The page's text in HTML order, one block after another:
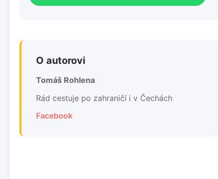
O autorovi
Tomáš Rohlena
Rád cestuje po zahraničí i v Čechách
Facebook